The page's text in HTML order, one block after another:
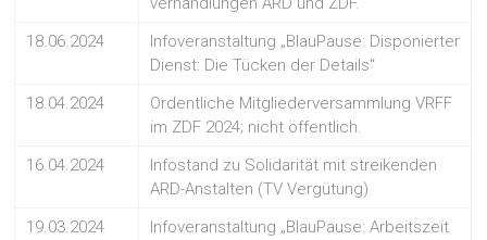
18.06.2024
Infoveranstaltung „BlauPause: Disponierter
Dienst: Die Tücken der Details“
18.04.2024
Ordentliche Mitgliederversammlung VRFF
im ZDF 2024; nicht öffentlich.
16.04.2024
Infostand zu Solidarität mit streikenden
ARD-Anstalten (TV Vergütung)
19.03.2024
Infoveranstaltung „BlauPause: Arbeitszeit